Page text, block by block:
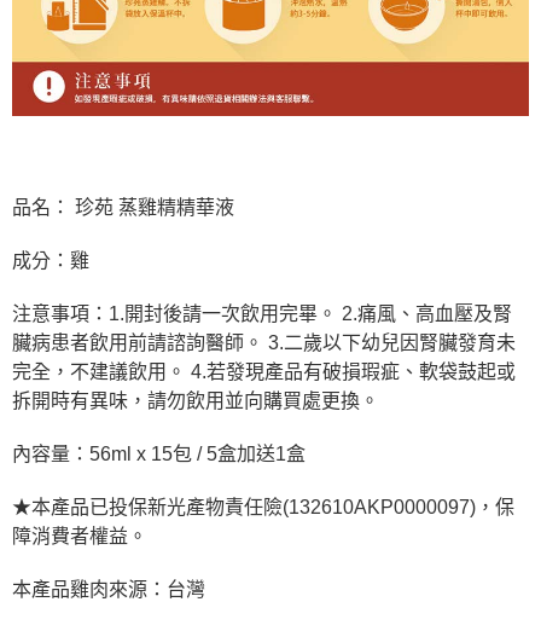
品名： 珍苑 蒸雞精精華液
成分：雞
注意事項：1.開封後請一次飲用完畢。 2.痛風、高血壓及腎
臟病患者飲用前請諮詢醫師。 3.二歲以下幼兒因腎臟發育未
完全，不建議飲用。 4.若發現產品有破損瑕疵、軟袋鼓起或
拆開時有異味，請勿飲用並向購買處更換。
內容量：56ml x 15包 / 5盒加送1盒
★本產品已投保新光產物責任險(132610AKP0000097)，保
障消費者權益。
本產品雞肉來源：台灣